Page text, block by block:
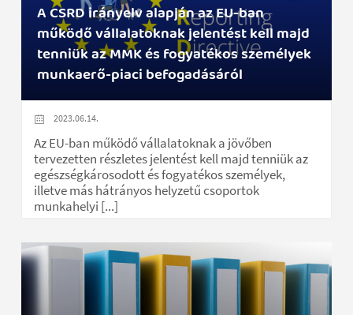
A CSRD irányelv alapján az EU-ban
működő vállalatoknak jelentést kell majd
tenniük az MMK és fogyatékos személyek
munkaerő-piaci befogadásáról
2023.06.14.
Az EU-ban működő vállalatoknak a jövőben
tervezetten részletes jelentést kell majd tenniük az
egészségkárosodott és fogyatékos személyek,
illetve más hátrányos helyzetű csoportok
munkahelyi [...]